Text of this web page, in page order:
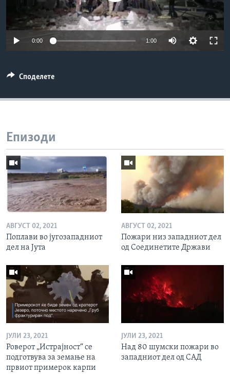
ИНТЕРВЈУА
Јазици
0:00 1:00
Споделете
Епизоди
АВГУСТ 02, 2021
Поплави во југозападниот
дел на Јута
АВГУСТ 02, 2021
Пожари низ западниот дел
од Соединетите Држави
ЈУЛИ 23, 2021
Роверот „Истрајност“ се
подготвува за земање на
првиот примерок карпи
ЈУЛИ 23, 2021
Над 80 шумски пожари во
западниот дел од САД